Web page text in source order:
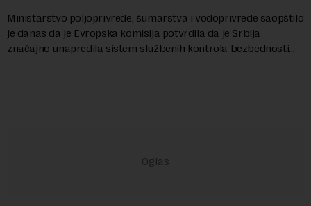
Ministarstvo poljoprivrede, šumarstva i vodoprivrede saopštilo
je danas da je Evropska komisija potvrdila da je Srbija
značajno unapredila sistem službenih kontrola bezbednosti